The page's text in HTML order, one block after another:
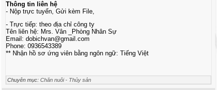
Thông tin liên hệ
- Nộp trực tuyến, Gửi kèm File,
- Trực tiếp: theo địa chỉ công ty
Tên liên hệ: Mrs. Vân _Phòng Nhân Sự
Email:dobichvan@gmail.com
Phone: 0936543389
** Nhận hồ sơ ứng viên bằng ngôn ngữ: Tiếng Việt
Chuyên mục:Chăn nuôi - Thủy sản